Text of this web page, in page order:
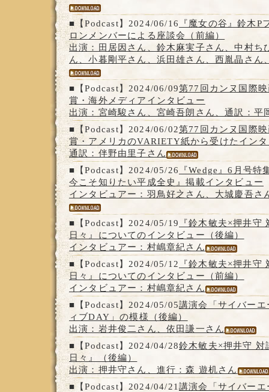
■【Podcast】2024/06/16
『魔女の谷』鈴木P
ロンメンバーによる座談会（前編）
出演：田居因さん、鈴木麻実子さん、中村ち
ん、小暮剛平さん、浜田雄さん、西胤晶さん
■【Podcast】2024/06/09第77回カンヌ国際
賞・海外メディアインタビュー
出演：宮崎駿さん、宮崎吾朗さん、通訳：平
■【Podcast】2024/06/02第77回カンヌ国際
賞・アメリカのVARIETY紙から受けたイン
通訳：伴野由里子さん
■【Podcast】2024/05/26
『Wedge』6月号
今こそ知りたい平成全史』掲載インタビュー
インタビュアー：羽鳥好之さん、大城慶吾さ
■【Podcast】2024/05/19
『鈴木敏夫×押井守
日々』についてのインタビュー（後編）
インタビュアー：村嶋章紀さん
■【Podcast】2024/05/12
『鈴木敏夫×押井守
日々』についてのインタビュー（前編）
インタビュアー：村嶋章紀さん
■【Podcast】2024/05/05講演会「サイバー
ィブDAY」の模様（後編）
出演：岩井俊二さん、依田謙一さん
■【Podcast】2024/04/28鈴木敏夫×押井守 対
日々』（後編）
出演：押井守さん、進行：森 遊机さん
■【Podcast】2024/04/21 講演会「サイバー